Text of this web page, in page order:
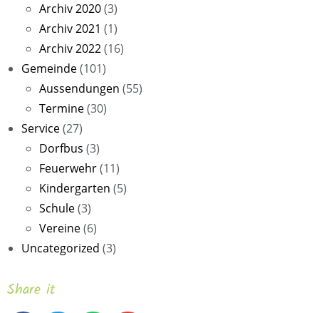
Archiv 2020(3)
Archiv 2021 (1)
Archiv 2022(16)
Gemeinde(101)
Aussendungen (55)
Termine(30)
Service(27)
Dorfbus (3)
Feuerwehr(11)
Kindergarten (5)
Schule(3)
Vereine(6)
Uncategorized (3)
Share it